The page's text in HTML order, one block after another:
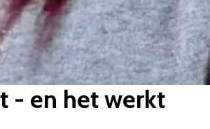
- en het werkt